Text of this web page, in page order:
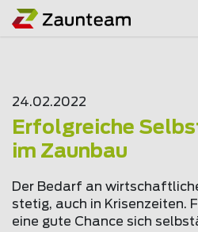
24.02.2022
Erfolgreiche
im Zaunbau
Der Bedarf an
stetig, auch in Krisenzeiten.
eine gute Chance sich